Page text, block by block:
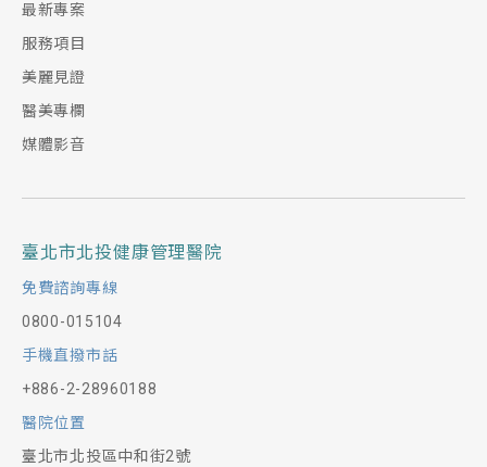
最新專案
服務項目
美麗見證
醫美專欄
媒體影音
臺北市北投健康管理醫院
免費諮詢專線
0800-015104
手機直撥市話
+886-2-28960188
醫院位置
臺北市北投區中和街2號